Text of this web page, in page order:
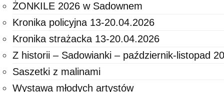
ŻONKILE 2026 w Sadownem
Kronika policyjna 13-20.04.2026
Kronika strażacka 13-20.04.2026
Z historii – Sadowianki – październik-listopad
Saszetki z malinami
Wystawa młodych artystów